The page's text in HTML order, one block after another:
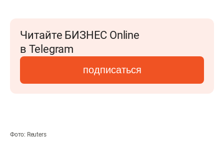
Читайте БИЗНЕС Online
в Telegram
подписаться
Фото: Reuters